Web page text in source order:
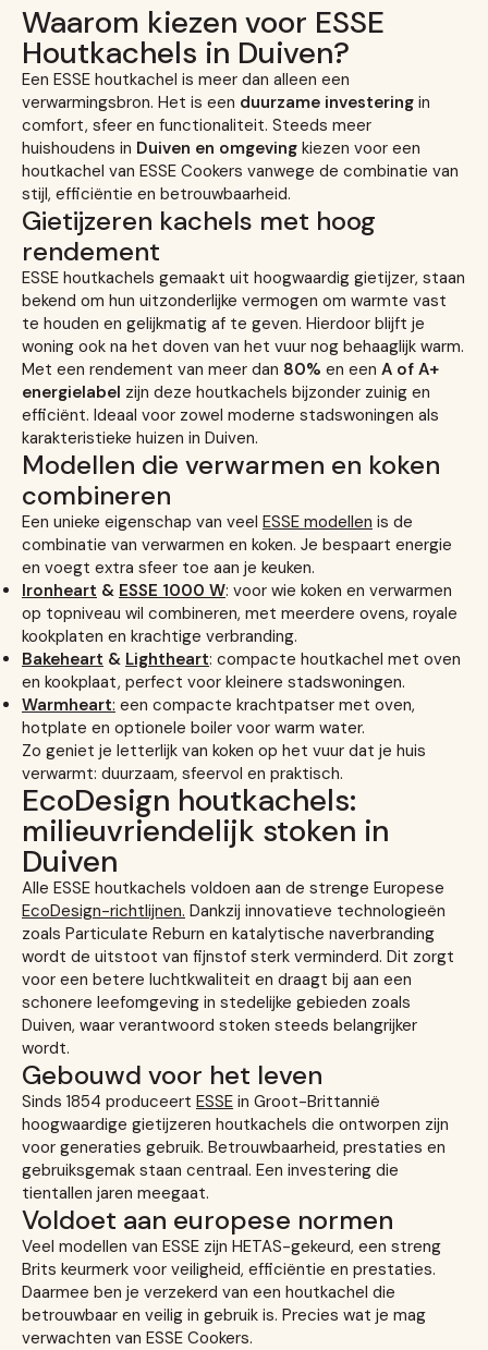
Waarom kiezen voor ESSE
Houtkachels in Duiven?
Een ESSE houtkachel is meer dan alleen een
verwarmingsbron. Het is een duurzame investering in
comfort, sfeer en functionaliteit. Steeds meer
huishoudens in Duiven en omgeving kiezen voor een
houtkachel van ESSE Cookers vanwege de combinatie van
stijl, efficiëntie en betrouwbaarheid.
Gietijzeren kachels met hoog
rendement
ESSE houtkachels gemaakt uit hoogwaardig gietijzer, staan
bekend om hun uitzonderlijke vermogen om warmte vast
te houden en gelijkmatig af te geven. Hierdoor blijft je
woning ook na het doven van het vuur nog behaaglijk warm.
Met een rendement van meer dan 80% en een A of A+
energielabel zijn deze houtkachels bijzonder zuinig en
efficiënt. Ideaal voor zowel moderne stadswoningen als
karakteristieke huizen in Duiven.
Modellen die verwarmen en koken
combineren
Een unieke eigenschap van veel ESSE modellen is de
combinatie van verwarmen en koken. Je bespaart energie
en voegt extra sfeer toe aan je keuken.
Ironheart & ESSE 1000 W: voor wie koken en verwarmen
op topniveau wil combineren, met meerdere ovens, royale
kookplaten en krachtige verbranding.
Bakeheart & Lightheart: compacte houtkachel met oven
en kookplaat, perfect voor kleinere stadswoningen.
Warmheart: een compacte krachtpatser met oven,
hotplate en optionele boiler voor warm water.
Zo geniet je letterlijk van koken op het vuur dat je huis
verwarmt: duurzaam, sfeervol en praktisch.
EcoDesign houtkachels:
milieuvriendelijk stoken in
Duiven
Alle ESSE houtkachels voldoen aan de strenge Europese
EcoDesign-richtlijnen. Dankzij innovatieve technologieën
zoals Particulate Reburn en katalytische naverbranding
wordt de uitstoot van fijnstof sterk verminderd. Dit zorgt
voor een betere luchtkwaliteit en draagt bij aan een
schonere leefomgeving in stedelijke gebieden zoals
Duiven, waar verantwoord stoken steeds belangrijker
wordt.
Gebouwd voor het leven
Sinds 1854 produceert ESSE in Groot-Brittannië
hoogwaardige gietijzeren houtkachels die ontworpen zijn
voor generaties gebruik. Betrouwbaarheid, prestaties en
gebruiksgemak staan centraal. Een investering die
tientallen jaren meegaat.
Voldoet aan europese normen
Veel modellen van ESSE zijn HETAS-gekeurd, een streng
Brits keurmerk voor veiligheid, efficiëntie en prestaties.
Daarmee ben je verzekerd van een houtkachel die
betrouwbaar en veilig in gebruik is. Precies wat je mag
verwachten van ESSE Cookers.